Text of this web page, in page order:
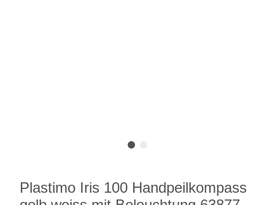
Plastimo Iris 100 Handpeilkompass